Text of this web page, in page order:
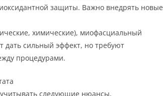
защиты. Важно внедрять новые
химические), миофасциальный
дать сильный эффект, но требуют
процедурами.
следующие нюансы.